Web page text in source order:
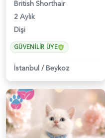
British Shorthair
2 Aylık
Dişi
GÜVENILIR ÜYE
İstanbul /Beykoz